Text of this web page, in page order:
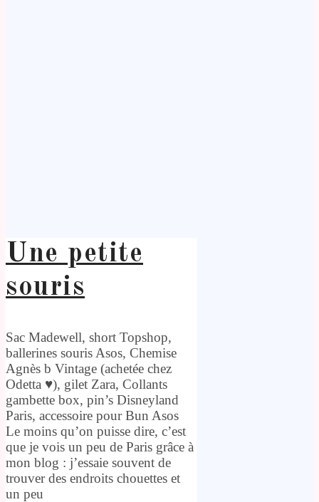
Une petite
souris
Sac Madewell, short Topshop,
ballerines souris Asos, Chemise
Agnès b Vintage (achetée chez
Odetta ♥), gilet Zara, Collants
gambette box, pin’s Disneyland
Paris, accessoire pour Bun Asos
Le moins qu’on puisse dire, c’est
que je vois un peu de Paris grâce à
mon blog : j’essaie souvent de
trouver des endroits chouettes et
un peu